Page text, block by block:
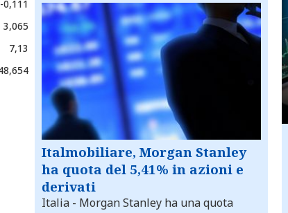
-0,111
3,065
7,13
Italmobiliare, Morgan Stanley
ha quota del 5,41% in azioni e
derivati
Italia - Morgan Stanley ha una quota